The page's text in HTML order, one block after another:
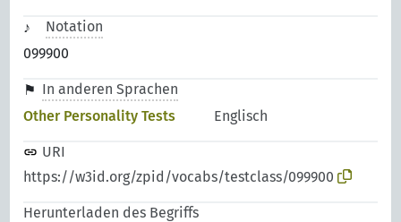
Notation
099900
In anderen Sprachen
Other Personality Tests
Englisch
URI
https://w3id.org/zpid/vocabs/testclass/099900
Herunterladen des Begriffs